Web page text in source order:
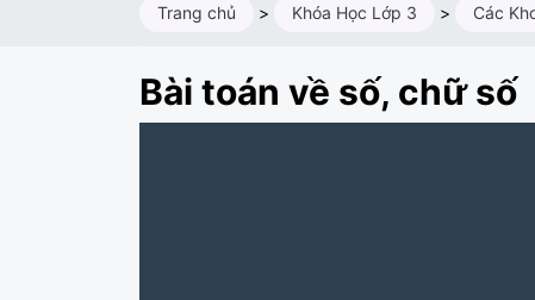
Trang chủ > Khóa Học Lớp 3 >
Bài toán về số, chữ số